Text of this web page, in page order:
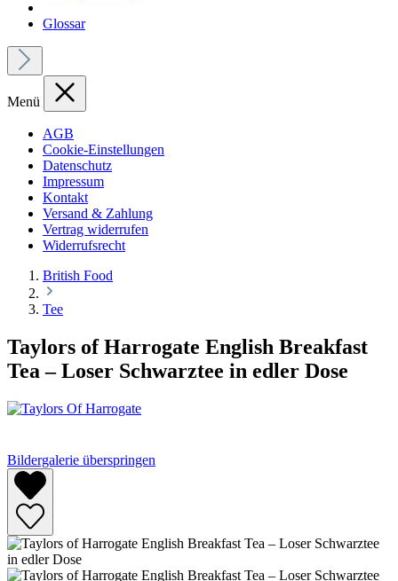
Glossar
Menü
AGB
Cookie-Einstellungen
Datenschutz
Impressum
Kontakt
Versand & Zahlung
Vertrag widerrufen
Widerrufsrecht
British Food
Tee
Taylors of Harrogate English Breakfast
Tea – Loser Schwarztee in edler Dose
Bildergalerie überspringen